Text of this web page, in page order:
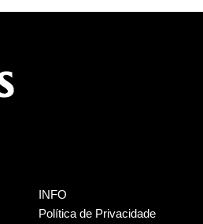
INFO
Política de Privacidade